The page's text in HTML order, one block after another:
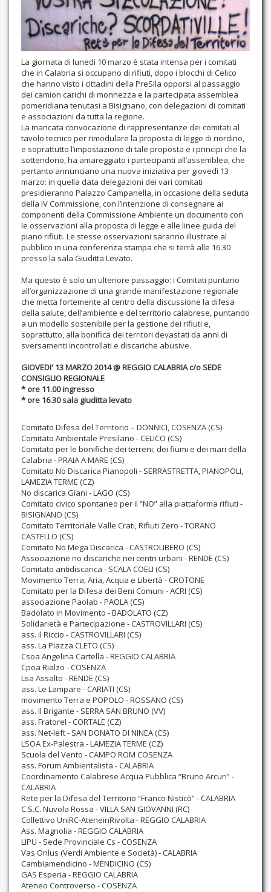
Contatti
La giornata di lunedì 10 marzo è stata intensa per i comitati
che in Calabria si occupano di rifiuti, dopo i blocchi di Celico
che hanno visto i cittadini della PreSila opporsi al passaggio
dei camion carichi di monnezza e la partecipata assemblea
pomeridiana tenutasi a Bisignano, con delegazioni di comitati
e associazioni da tutta la regione.
La mancata convocazione di rappresentanze dei comitati al
tavolo tecnico per rimodulare la proposta di legge di riordino,
e soprattutto l’impostazione di tale proposta e i principi che la
sottendono, ha amareggiato i partecipanti all’assemblea, che
pertanto annunciano una nuova iniziativa per giovedì 13
marzo: in quella data delegazioni dei vari comitati
presidieranno Palazzo Campanella, in occasione della seduta
della IV Commissione, con l’intenzione di consegnare ai
componenti della Commissione Ambiente un documento con
le osservazioni alla proposta di legge e alle linee guida del
piano rifiuti. Le stesse osservazioni saranno illustrate al
pubblico in una conferenza stampa che si terrà alle 16.30
presso la sala Giuditta Levato.
Ma questo è solo un ulteriore passaggio: i Comitati puntano
all’organizzazione di una grande manifestazione regionale
che metta fortemente al centro della discussione la difesa
della salute, dell’ambiente e del territorio calabrese, puntando
a un modello sostenibile per la gestione dei rifiuti e,
soprattutto, alla bonifica dei territori devastati da anni di
sversamenti incontrollati e discariche abusive.
GIOVEDI' 13 MARZO 2014 @ REGGIO CALABRIA c/o SEDE
CONSIGLIO REGIONALE
* ore 11.00 ingresso
* ore 16.30 sala giuditta levato
Comitato Difesa del Territorio – DONNICI, COSENZA (CS)
Comitato Ambientale Presilano - CELICO (CS)
Comitato per le bonifiche dei terreni, dei fiumi e dei mari della
Calabria - PRAIA A MARE (CS)
Comitato No Discarica Pianopoli - SERRASTRETTA, PIANOPOLI,
LAMEZIA TERME (CZ)
No discarica Giani - LAGO (CS)
Comitato civico spontaneo per il “NO” alla piattaforma rifiuti -
BISIGNANO (CS)
Comitato Territoriale Valle Crati, Rifiuti Zero - TORANO
CASTELLO (CS)
Comitato No Mega Discarica - CASTROLIBERO (CS)
Associazione no discariche nei centri urbani - RENDE (CS)
Comitato antidiscarica - SCALA COELI (CS)
Movimento Terra, Aria, Acqua e Libertà - CROTONE
Comitato per la Difesa dei Beni Comuni - ACRI (CS)
associazione Paolab - PAOLA (CS)
Badolato in Movimento - BADOLATO (CZ)
Solidarietà e Partecipazione - CASTROVILLARI (CS)
ass. il Riccio - CASTROVILLARI (CS)
ass. La Piazza CLETO (CS)
Csoa Angelina Cartella - REGGIO CALABRIA
Cpoa Rialzo - COSENZA
Lsa Assalto - RENDE (CS)
ass. Le Lampare - CARIATI (CS)
movimento Terra e POPOLO - ROSSANO (CS)
ass. Il Brigante - SERRA SAN BRUNO (VV)
ass. Fratorel - CORTALE (CZ)
ass. Net-left - SAN DONATO DI NINEA (CS)
LSOA Ex-Palestra - LAMEZIA TERME (CZ)
Scuola del Vento - CAMPO ROM COSENZA
ass. Forum Ambientalista - CALABRIA
Coordinamento Calabrese Acqua Pubblica “Bruno Arcuri” -
CALABRIA
Rete per la Difesa del Territorio “Franco Nisticò” - CALABRIA
C.S.C. Nuvola Rossa - VILLA SAN GIOVANNI (RC)
Collettivo UniRC-AteneinRivolta - REGGIO CALABRIA
Ass. Magnolia - REGGIO CALABRIA
LIPU - Sede Provinciale Cs - COSENZA
Vas Onlus (Verdi Ambiente e Società) - CALABRIA
Cambiamendicino - MENDICINO (CS)
GAS Esperia - REGGIO CALABRIA
Ateneo Controverso - COSENZA